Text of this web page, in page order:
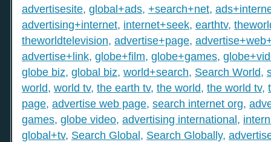
advertisesite, global+ads, +search+net,
advertising+internet, internet+seek, earthtv,
theworldtelevision, advertise+page,
advertise+link, globe+film, globe+games,
globe biz, global biz, world+search, Search World,
world, world tv, the earth tv, the world, the world tv,
page, advertise web page, search internet org,
games, globe video, advertising international,
global+tv, Search Global, Search Globally,